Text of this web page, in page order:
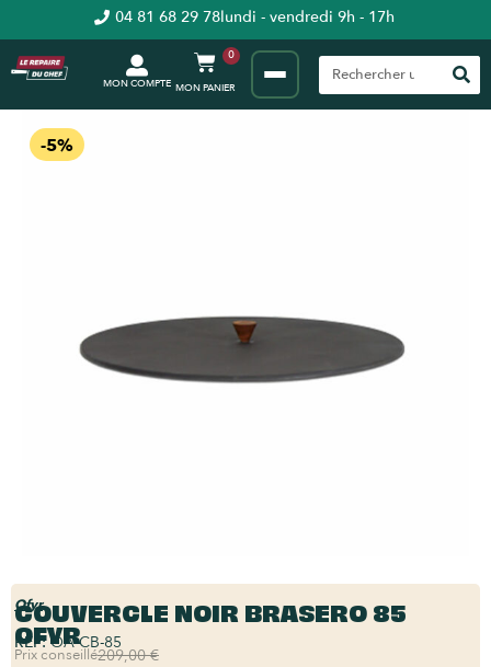
04 81 68 29 78lundi - vendredi 9h - 17h
MON COMPTE
0
-5%
Ofyr
COUVERCLE NOIR BRASERO 85
OFYR
REF:OA-CB-85
Prix conseillé209,00 €